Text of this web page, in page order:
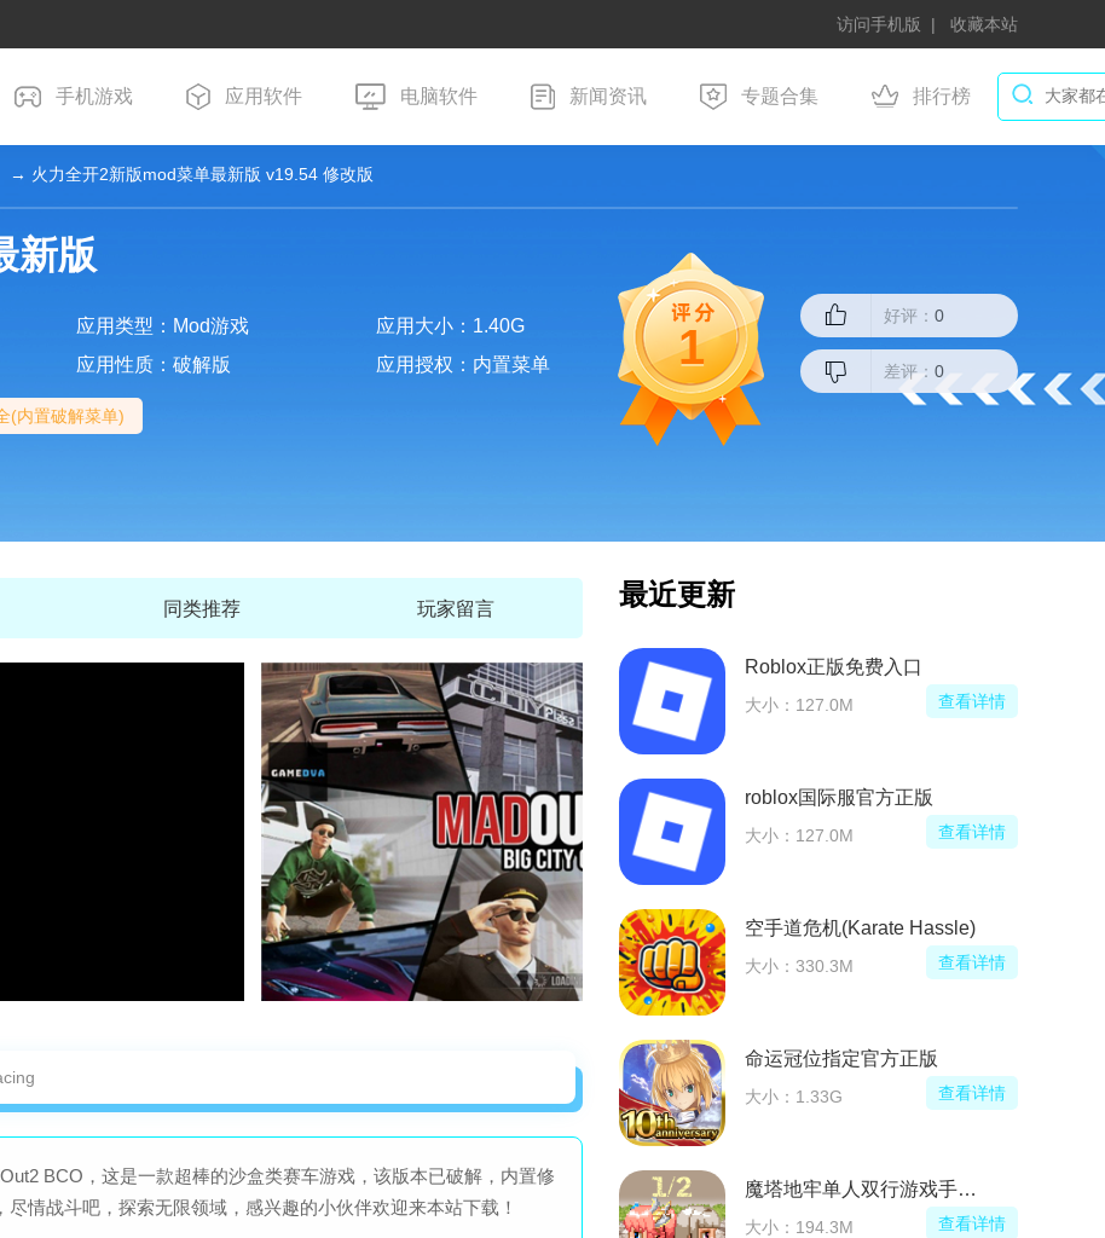
访问手机版 收藏本站
手机游戏 应用软件 电脑软件 新闻资讯 专题合集 排行榜
→ 火力全开2新版mod菜单最新版 v19.54 修改版
新版
应用类型：Mod游戏
应用大小：1.40G
应用性质：破解版 应用授权：内置菜单
(内置破解菜单)
1
好评： 0
差评： 0
同类推荐 玩家留言
BCO，这是一款超棒的沙盒类赛车游戏，该版本已破解，内置修
情战斗吧，探索无限领域，感兴趣的小伙伴欢迎来本站下载！
最近更新
金铲铲之战(英雄联盟传奇)
大小：1.97G 查看详情
Phira手游官方安卓版
大小：50.1M 查看详情
第五人格网易官方版
大小：1.79G 查看详情
查看详情
律动轨迹Rizline手游官方正版
Roblox正版免费入口
大小：127.0M 查看详情
roblox国际服官方正版
大小：127.0M 查看详情
空手道危机(Karate Hassle)
大小：330.3M 查看详情
命运冠位指定官方正版
大小：1.33G 查看详情
魔塔地牢单人双行游戏手机版
大小：194.3M 查看详情